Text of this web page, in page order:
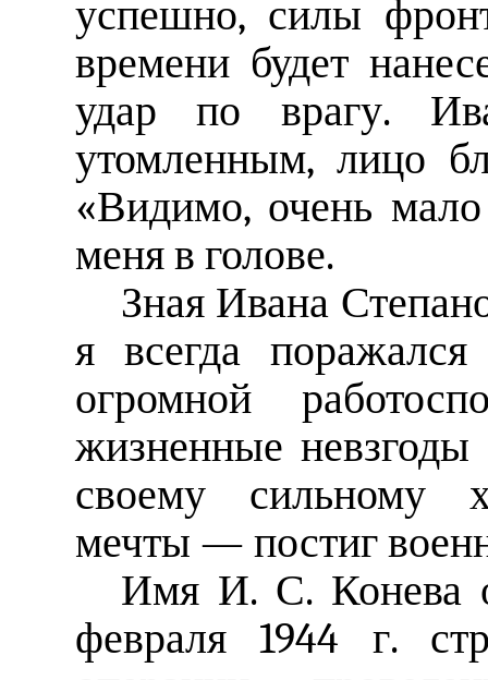
успешно, силы
времени будет
удар по врагу.
утомленным, лицо
«Видимо, очень
меня в голове.
Зная Ивана
я всегда
огромной
жизненные невзгоды
своему сильному
мечты — постиг
Имя И. С. Конева
февраля 1944 г.